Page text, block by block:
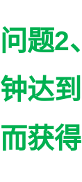
问题2
钟达
而获